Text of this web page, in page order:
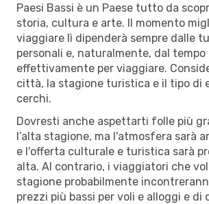
Paesi Bassi è un Paese tutto da
storia, cultura e arte. Il momento
viaggiare lì dipenderà sempre dalle
personali e, naturalmente, dal tempo
effettivamente per viaggiare.
città, la stagione turistica e il tipo di
cerchi.
Dovresti anche aspettarti folle più
l’alta stagione, ma l'atmosfera sarà
e l'offerta culturale e turistica sarà
alta. Al contrario, i viaggiatori che
stagione probabilmente
prezzi più bassi per voli e alloggi e di